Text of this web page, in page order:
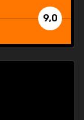
9,0